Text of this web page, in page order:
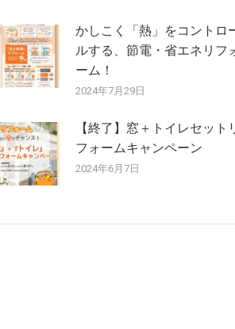
かしこく「熱」をコントロ
ルする、節電・省エネリフ
ーム！
2024年7月29日
【終了】窓＋トイレセット
フォームキャンペーン
2024年6月7日